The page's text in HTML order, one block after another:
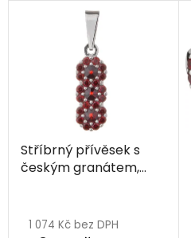
Stříbrný přívěsek s
českým granátem,
1 074 Kč bez DPH